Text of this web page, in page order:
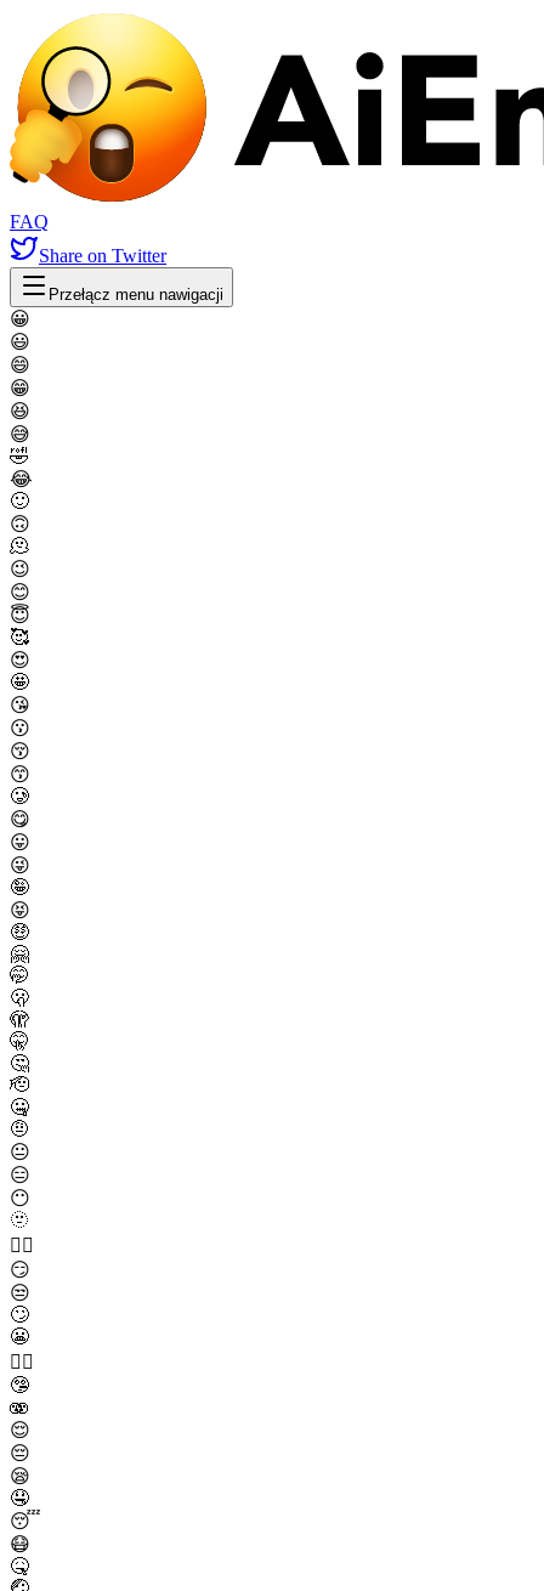
FAQ
Share on Twitter
Przełącz menu nawigacji
😀
😃
😄
😁
😆
😅
🤣
😂
🙂
🙃
🫠
😉
😊
😇
🥰
😍
🤩
😘
😗
😚
😙
🥲
😋
😛
😜
🤪
😝
🤑
🤗
🤭
🫢
🫣
🤫
🤔
🫡
🤐
🤨
😐
😑
😶
🫥
😶‍🌫️
😏
😒
🙄
😬
😮‍💨
🤥
🫨
😌
😔
😪
🤤
😴
😷
🤒